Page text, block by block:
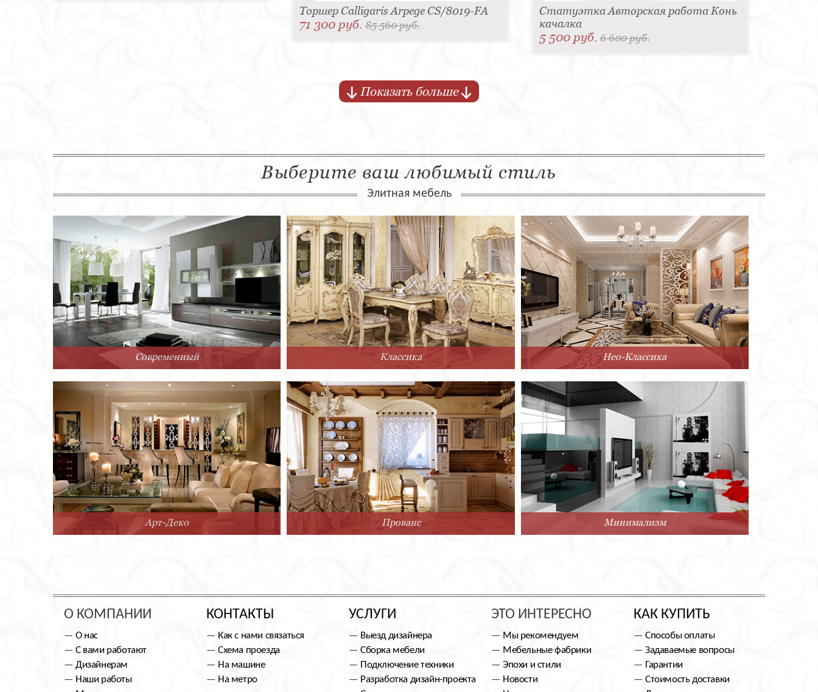
Торшер Calligaris Arpege CS/8019-FA
71 300 руб. 85 560 руб.
Статуэтка Авторская работа Конь
качалка
5 500 руб. 6 600 руб.
Показать больше
Выберите ваш любимый стиль
Элитная мебель
Современный Классика Нео-Классика
Арт-Деко Прованс Минимализм
О КОМПАНИИ
О нас
С вами работают
Дизайнерам
Наши работы
КОНТАКТЫ
Как с нами связаться
Схема проезда
На машине
На метро
УСЛУГИ
Выезд дизайнера
Сборка мебели
Подключение техники
Разработка дизайн-проекта
ЭТО ИНТЕРЕСНО
Мы рекомендуем
Мебельные фабрики
Эпохи и стили
Новости
КАК КУПИТЬ
Способы оплаты
Задаваемые вопросы
Гарантии
Стоимость доставки